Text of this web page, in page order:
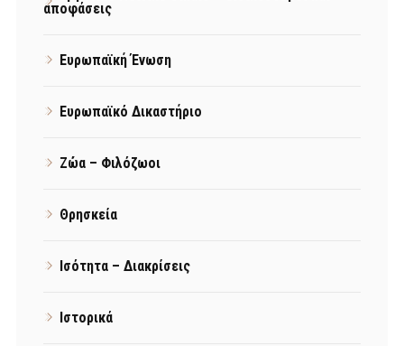
αποφάσεις
Ευρωπαϊκή Ένωση
Ευρωπαϊκό Δικαστήριο
Ζώα – Φιλόζωοι
Θρησκεία
Ισότητα – Διακρίσεις
Ιστορικά